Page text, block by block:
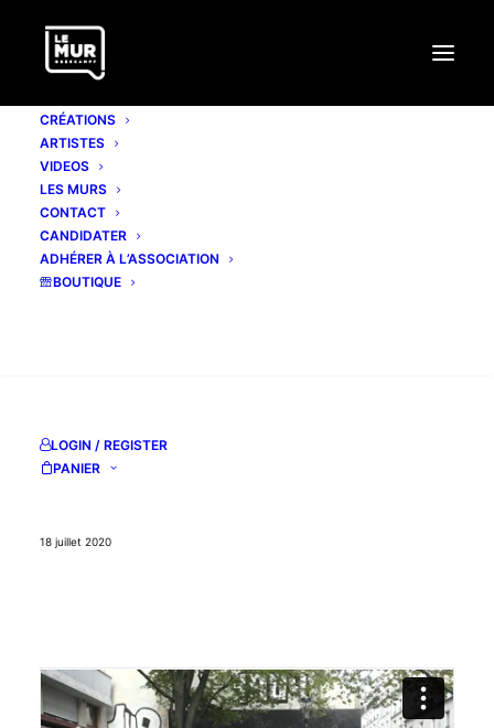
CRÉATIONS
ARTISTES
VIDEOS
LES MURS
CONTACT
CANDIDATER
ADHÉRER À L’ASSOCIATION
BOUTIQUE
LOGIN / REGISTER
PANIER
#306 BREZ
18 juillet 2020